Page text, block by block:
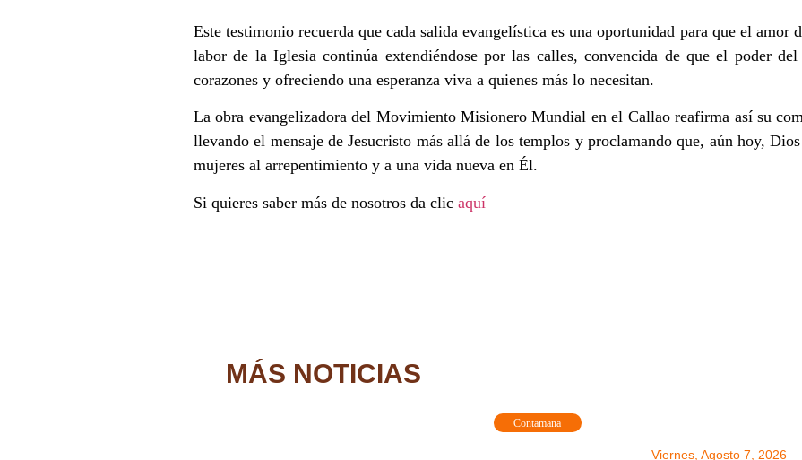
Este testimonio recuerda que cada salida evangelística es una oportunidad para que el amor
labor de la Iglesia continúa extendiéndose por las calles, convencida de que el poder
corazones y ofreciendo una esperanza viva a quienes más lo necesitan.
La obra evangelizadora del Movimiento Misionero Mundial en el Callao reafirma así su
llevando el mensaje de Jesucristo más allá de los templos y proclamando que, aún hoy,
mujeres al arrepentimiento y a una vida nueva en Él.
Si quieres saber más de nosotros da clic aquí
MÁS NOTICIAS
Contamana
Viernes, Agosto 7, 2026